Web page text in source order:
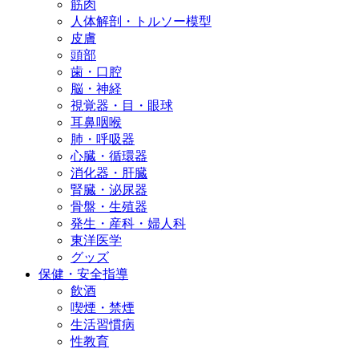
筋肉
人体解剖・トルソー模型
皮膚
頭部
歯・口腔
脳・神経
視覚器・目・眼球
耳鼻咽喉
肺・呼吸器
心臓・循環器
消化器・肝臓
腎臓・泌尿器
骨盤・生殖器
発生・産科・婦人科
東洋医学
グッズ
保健・安全指導
飲酒
喫煙・禁煙
生活習慣病
性教育